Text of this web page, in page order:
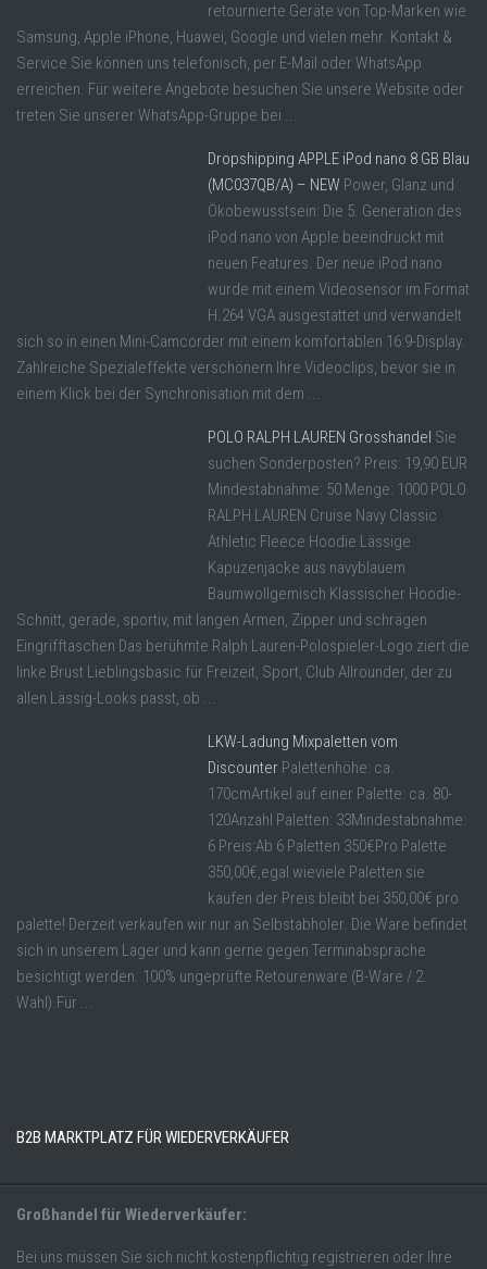
retournierte Geräte von Top-Marken wie
Samsung, Apple iPhone, Huawei, Google und vielen mehr. Kontakt &
Service Sie können uns telefonisch, per E-Mail oder WhatsApp
erreichen. Für weitere Angebote besuchen Sie unsere Website oder
treten Sie unserer WhatsApp-Gruppe bei ...
Dropshipping APPLE iPod nano 8 GB Blau
(MC037QB/A) – NEW Power, Glanz und
Ökobewusstsein: Die 5. Generation des
iPod nano von Apple beeindruckt mit
neuen Features. Der neue iPod nano
wurde mit einem Videosensor im Format
H.264 VGA ausgestattet und verwandelt
sich so in einen Mini-Camcorder mit einem komfortablen 16:9-Display.
Zahlreiche Spezialeffekte verschönern Ihre Videoclips, bevor sie in
einem Klick bei der Synchronisation mit dem ...
POLO RALPH LAUREN Grosshandel Sie
suchen Sonderposten? Preis: 19,90 EUR
Mindestabnahme: 50 Menge: 1000 POLO
RALPH LAUREN Cruise Navy Classic
Athletic Fleece Hoodie Lässige
Kapuzenjacke aus navyblauem
Baumwollgemisch Klassischer Hoodie-
Schnitt, gerade, sportiv, mit langen Armen, Zipper und schrägen
Eingrifftaschen Das berühmte Ralph Lauren-Polospieler-Logo ziert die
linke Brust Lieblingsbasic für Freizeit, Sport, Club Allrounder, der zu
allen Lässig-Looks passt, ob ...
LKW-Ladung Mixpaletten vom
Discounter Palettenhöhe: ca.
170cmArtikel auf einer Palette: ca. 80-
120Anzahl Paletten: 33Mindestabnahme:
6 Preis:Ab 6 Paletten 350€Pro Palette
350,00€,egal wieviele Paletten sie
kaufen der Preis bleibt bei 350,00€ pro
palette! Derzeit verkaufen wir nur an Selbstabholer. Die Ware befindet
sich in unserem Lager und kann gerne gegen Terminabsprache
besichtigt werden. 100% ungeprüfte Retourenware (B-Ware / 2.
Wahl).Für ...
B2B MARKTPLATZ FÜR WIEDERVERKÄUFER
Großhandel für Wiederverkäufer:
Bei uns müssen Sie sich nicht kostenpflichtig registrieren oder Ihre